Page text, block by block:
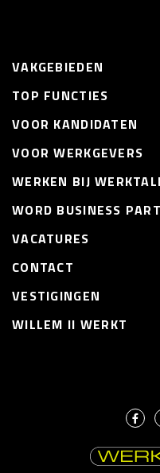
VAKGEBIEDEN
TOP FUNCTIES
VOOR KANDIDATEN
VOOR WERKGEVERS
WERKEN BIJ
WORD BUSINESS
VACATURES
CONTACT
VESTIGINGEN
WILLEM II WERKT